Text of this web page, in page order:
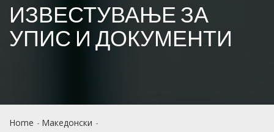
ИЗВЕСТУВАЊЕ ЗА
УПИС И ДОКУМЕНТИ
Home
Македонски